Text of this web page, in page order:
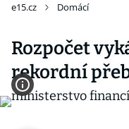
e15.cz Domácí
Rozpočet
rekordní